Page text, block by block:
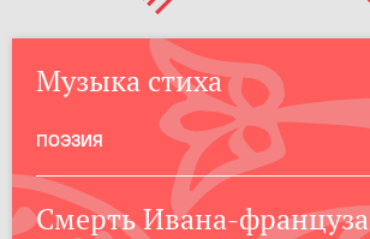
Музыка стиха
ПОЭЗИЯ
Смерть Ивана-француза